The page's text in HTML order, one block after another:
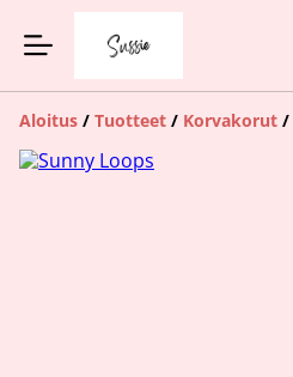
Aloitus / Tuotteet / Korvakorut /